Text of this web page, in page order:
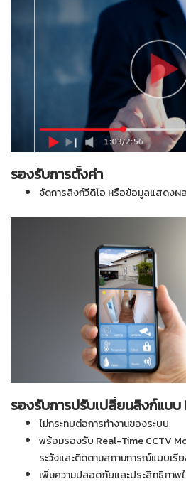
รองรับการตั้งค่า
จัดการลิงก์วีดิโอ หรือข้อมูลแสดงผ
รองรับการปรับเปลี่ยนลิงก์แบ
ไม่กระทบต่อการทำงานของระบบ
พร้อมรองรับ Real-Time CCTV
ระวังและติดตามสถานการณ์แบบเรี
เพิ่มความปลอดภัยและประสิทธิภาพ